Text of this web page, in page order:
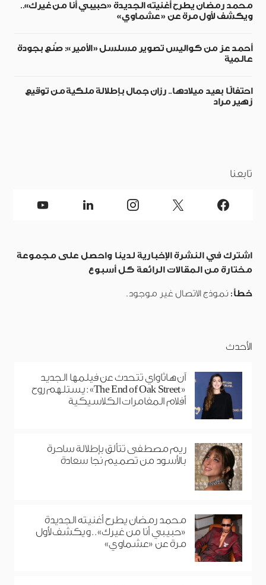
محمد رمضان يطرح أغنيته الجديدة «حبيبي أنا من غيرك»..
ويكشف لأول مرة عن «عشماوي»
أحمد عز من كواليس تصوير مسلسل «الأمير»: صُنع بجودة
عالمية
احتفالًا بعيد ميلادها.. رزان جمال بإطلالة ملكية من توقيع
زهير مراد
تابعنا
اشترك في النشرة الإخبارية لدينا واحصل على مجموعة
مختارة من المقالات الرائعة كل أسبوع
خطأ: نموذج الاتصال غير موجود.
الأحدث
آن هاثاواي تتحدث عن فيلمها الجديد
«The End of Oak Street»: يستلهم روح
أفلام المغامرات الكلاسيكية
ريم مصطفى تتألق بإطلالة ساحرة
بالأسود من تصميم نجا سعادة
محمد رمضان يطرح أغنيته الجديدة
«حبيبي أنا من غيرك».. ويكشف لأول
مرة عن «عشماوي»